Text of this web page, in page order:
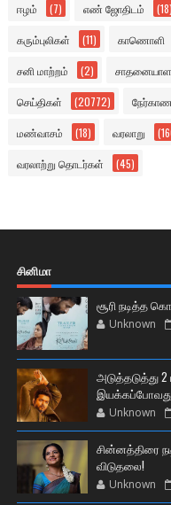
ஈழம் (7) எண் ஜோதிடம் (18)
கரும்புலிகள் (11) காணொளி
சனி மாற்றம் (2)
செய்திகள் (20772)
மண்வாசம் (18) வரலாறு
வரலாற்று தொடர்கள் (45)
சினிமா
சூரி நடித்த
Unknown
அடுத்தடுத்து
இயக்கப்போவது
Unknown
சின்னத்திரை
விடுதலை!
Unknown